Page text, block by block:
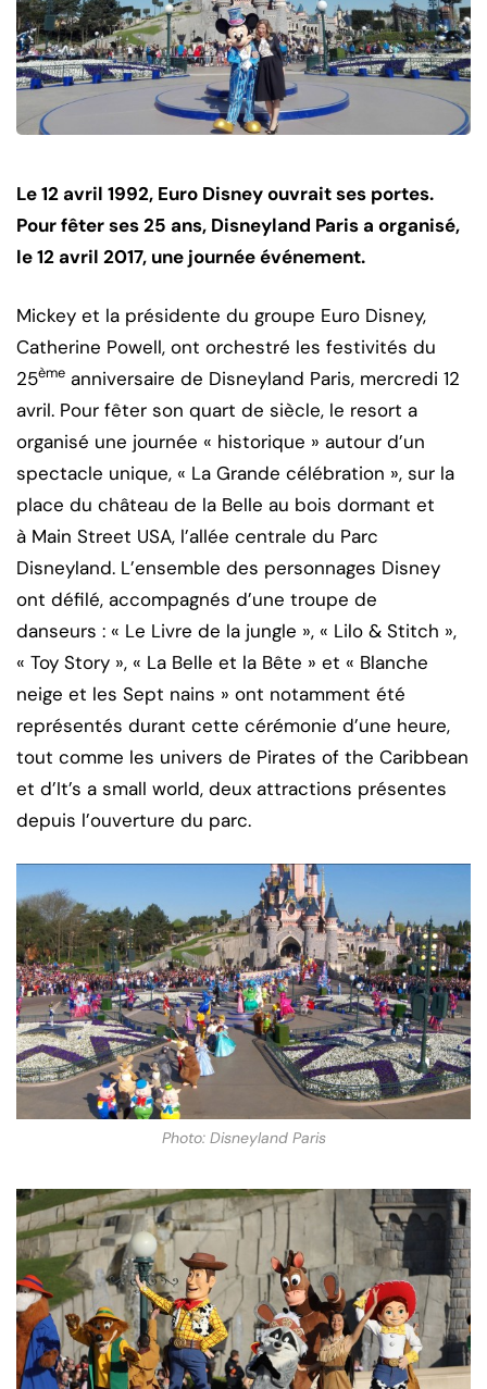
Le 12 avril 1992, Euro Disney ouvrait ses portes.
Pour fêter ses 25 ans, Disneyland Paris a organisé,
le 12 avril 2017, une journée événement.
Mickey et la présidente du groupe Euro Disney,
Catherine Powell, ont orchestré les festivités du
25ème anniversaire de Disneyland Paris, mercredi 12
avril. Pour fêter son quart de siècle, le resort a
organisé une journée « historique » autour d’un
spectacle unique, « La Grande célébration », sur la
place du château de la Belle au bois dormant et
à Main Street USA, l’allée centrale du Parc
Disneyland. L’ensemble des personnages Disney
ont défilé, accompagnés d’une troupe de
danseurs : « Le Livre de la jungle », « Lilo & Stitch »,
« Toy Story », « La Belle et la Bête » et « Blanche
neige et les Sept nains » ont notamment été
représentés durant cette cérémonie d’une heure,
tout comme les univers de Pirates of the Caribbean
et d’It’s a small world, deux attractions présentes
depuis l’ouverture du parc.
Photo: Disneyland Paris